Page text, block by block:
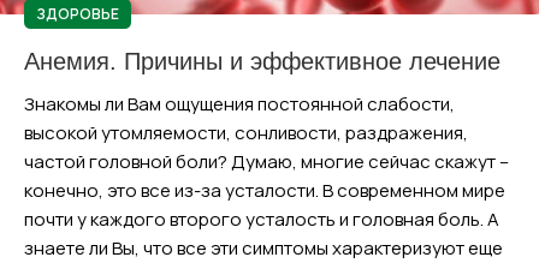
ЗДОРОВЬЕ
Анемия. Причины и эффективное лечение
Знакомы ли Вам ощущения постоянной слабости,
высокой утомляемости, сонливости, раздражения,
частой головной боли? Думаю, многие сейчас скажут –
конечно, это все из-за усталости. В современном мире
почти у каждого второго усталость и головная боль. А
знаете ли Вы, что все эти симптомы характеризуют еще